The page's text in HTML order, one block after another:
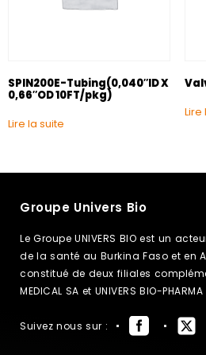
SPIN200E-Tubing(0,040″ID X
0,66″OD 10FT/pkg)
Lire la suite
Lire
Groupe Univers Bio
Le Groupe UNIVERS BIO est un
de la santé au Burkina Faso et en
constitué de deux filiales
MEDICAL SA et UNIVERS BIO-PHARMA
Suivez nous sur :